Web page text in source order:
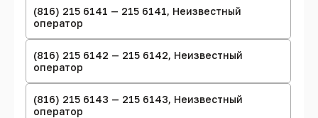
(816) 215 6141 — 215 6141, Неизвестный
оператор
(816) 215 6142 — 215 6142, Неизвестный
оператор
(816) 215 6143 — 215 6143, Неизвестный
оператор